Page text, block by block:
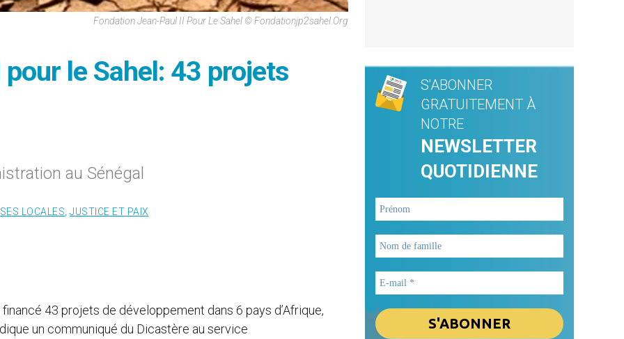
Fondation Jean-Paul II Pour Le Sahel © Fondationjp2sahel.org
le Sahel: 43 projets
au Sénégal
LOCALES JUSTICE ET PAIX
financé 43 projets de développement dans 6 pays d’Afrique,
un communiqué du Dicastère au service
S'ABONNER
GRATUITEMENT À
NOTRE
NEWSLETTER
QUOTIDIENNE